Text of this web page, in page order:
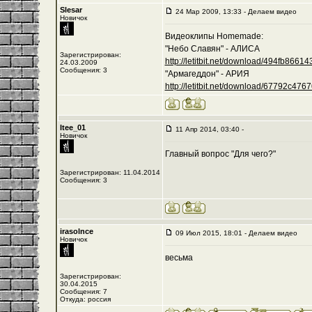
Slesar
Новичок
Зарегистрирован:
24.03.2009
Сообщения: 3
24 Мар 2009, 13:33 - Делаем видео
Видеоклипы Homemade:
"Небо Славян" - АЛИСА
http://letitbit.net/download/
"Армагеддон" - АРИЯ
http://letitbit.net/download/
Itee_01
Новичок
Зарегистрирован: 11.04.2014
Сообщения: 3
11 Апр 2014, 03:40 -
Главный вопрос "Для чего?"
irasolnce
Новичок
Зарегистрирован:
30.04.2015
Сообщения: 7
Откуда: россия
09 Июл 2015, 18:01 - Делаем видео
весьма